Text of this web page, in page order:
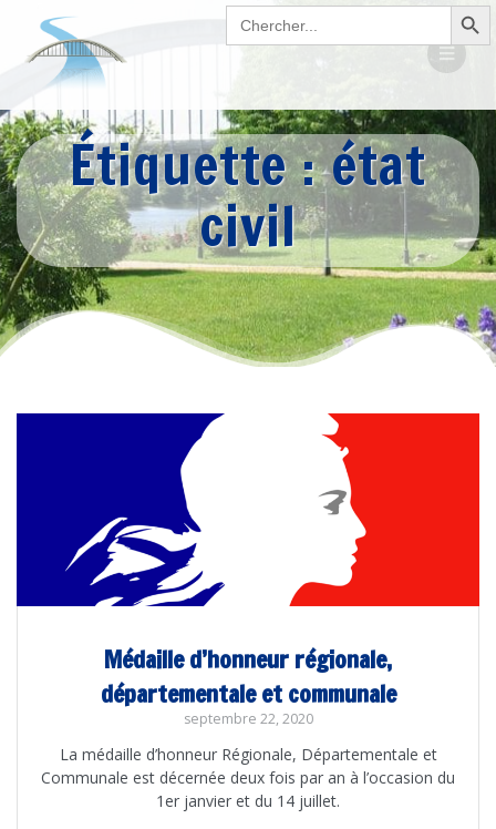
Search Search Button
Passer
au
Étiquette :état
civil
Médaille d’honneur régionale,
départementale et communale
septembre 22, 2020
La médaille d’honneur Régionale, Départementale et
Communale est décernée deux fois par an à l’occasion du
1er janvier et du 14 juillet.